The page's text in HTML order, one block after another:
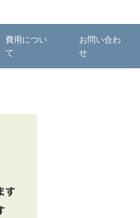
費用につい
て
お問い合わ
せ